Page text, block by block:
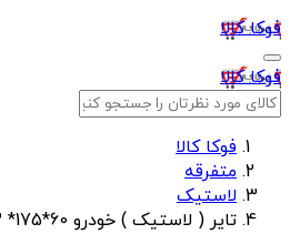
فوکا کالا
فوکا کالا
فوکا کالا
متفرقه
لاستیک
تایر ( لاستیک ) خودرو R13 *175*60 بارز ( جفت )